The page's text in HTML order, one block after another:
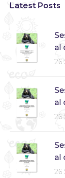
Latest Posts
al
26
al
26
al
26